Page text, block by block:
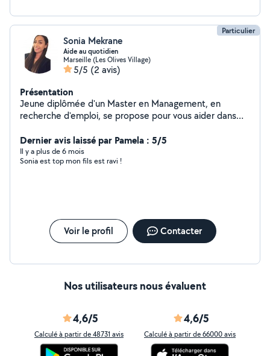
Particulier
Sonia Mekrane
Aide au quotidien
Marseille (Les Olives Village)
5/5 (2 avis)
Présentation
Jeune diplômée d'un Master en Management, en
recherche d'emploi, se propose pour vous aider dans
devoirs, cours particuliers, etc.. N'hésitez pas à me
contacter :)
Dernier avis laissé par Pamela : 5/5
Il y a plus de 6 mois
Sonia est top mon fils est ravi !
Voir le profil Contacter
Nos utilisateurs nous évaluent
4,6/5
Calculé à partir de 48731 avis
4,6/5
Calculé à partir de 66000 avis